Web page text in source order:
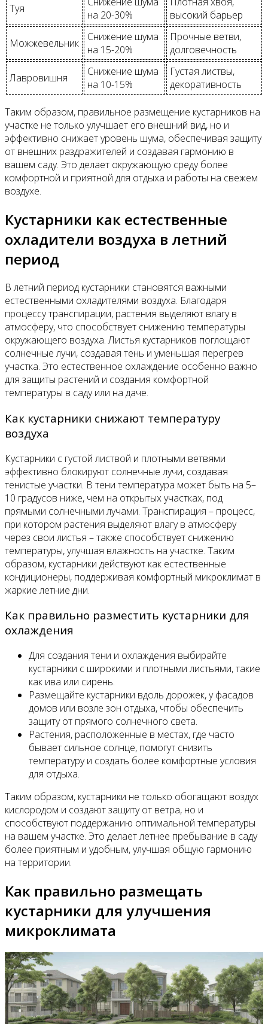
Туя
на 20-30%
высокий барьер
Можжевельник
Снижение шума
на 15-20%
Прочные ветви,
долговечность
Лавровишня
Снижение шума
на 10-15%
Густая листвы,
декоративность
Таким образом, правильное размещение кустарников на
участке не только улучшает его внешний вид, но и
эффективно снижает уровень шума, обеспечивая защиту
от внешних раздражителей и создавая гармонию в
вашем саду. Это делает окружающую среду более
комфортной и приятной для отдыха и работы на свежем
воздухе.
Кустарники как естественные
охладители воздуха в летний
период
В летний период кустарники становятся важными
естественными охладителями воздуха. Благодаря
процессу транспирации, растения выделяют влагу в
атмосферу, что способствует снижению температуры
окружающего воздуха. Листья кустарников поглощают
солнечные лучи, создавая тень и уменьшая перегрев
участка. Это естественное охлаждение особенно важно
для защиты растений и создания комфортной
температуры в саду или на даче.
Как кустарники снижают температуру
воздуха
Кустарники с густой листвой и плотными ветвями
эффективно блокируют солнечные лучи, создавая
тенистые участки. В тени температура может быть на 5–
10 градусов ниже, чем на открытых участках, под
прямыми солнечными лучами. Транспирация – процесс,
при котором растения выделяют влагу в атмосферу
через свои листья – также способствует снижению
температуры, улучшая влажность на участке. Таким
образом, кустарники действуют как естественные
кондиционеры, поддерживая комфортный микроклимат в
жаркие летние дни.
Как правильно разместить кустарники для
охлаждения
Для создания тени и охлаждения выбирайте
кустарники с широкими и плотными листьями, такие
как ива или сирень.
Размещайте кустарники вдоль дорожек, у фасадов
домов или возле зон отдыха, чтобы обеспечить
защиту от прямого солнечного света.
Растения, расположенные в местах, где часто
бывает сильное солнце, помогут снизить
температуру и создать более комфортные условия
для отдыха.
Таким образом, кустарники не только обогащают воздух
кислородом и создают защиту от ветра, но и
способствуют поддержанию оптимальной температуры
на вашем участке. Это делает летнее пребывание в саду
более приятным и удобным, улучшая общую гармонию
на территории.
Как правильно размещать
кустарники для улучшения
микроклимата